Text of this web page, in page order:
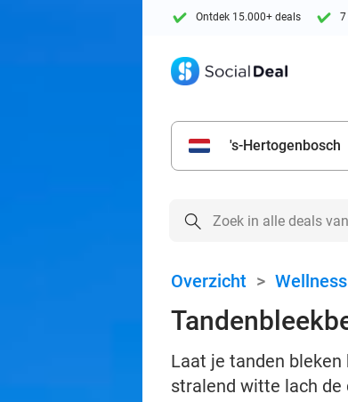
Ontdek 15.000+ deals 7
's-Hertogenbosch
Overzicht >
Laat je tanden
stralend witte lach de